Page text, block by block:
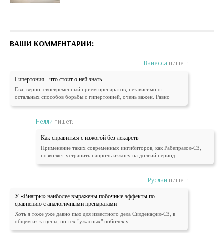
ВАШИ КОММЕНТАРИИ:
Ванесса пишет:
Гипертония - что стоит о ней знать
Ева, верно: своевременный прием препаратов, независимо от
остальных способов борьбы с гипертонией, очень важен. Равно
Нелли пишет:
Как справиться с изжогой без лекарств
Применение таких современных ингибиторов, как Рабепразол-СЗ,
позволяет устранить напрочь изжогу на долгий период
Руслан пишет:
У «Виагры» наиболее выражены побочные эффекты по
сравнению с аналогичными препаратами
Хоть я тоже уже давно пью для известного дела Силденафил-СЗ, в
общем из-за цены, но тех "ужасных" побочек у